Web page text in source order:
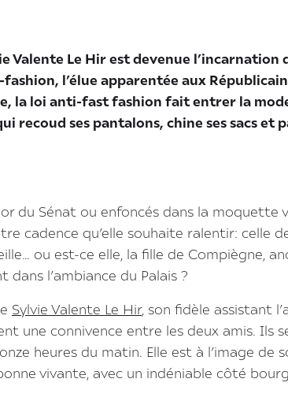
Valente Le Hir est devenue l’incarnation
fashion, l’élue apparentée aux
la loi anti-fast fashion fait entrer la
recoud ses pantalons, chine ses sacs et
du Sénat ou enfoncés dans la moquette
cadence qu’elle souhaite ralentir: celle
ou est-ce elle, la fille de Compiègne,
l’ambiance du Palais ?
Sylvie Valente Le Hir, son fidèle assistant
une connivence entre les deux amis. Ils
heures du matin. Elle est à l’image de
vivante, avec un indéniable côté